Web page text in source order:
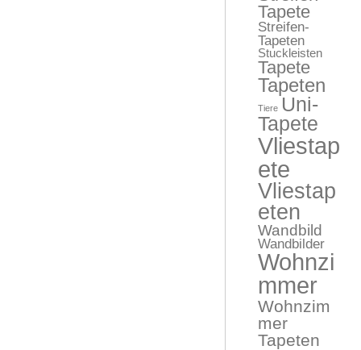
Tapete
Streifen-
Tapeten
Stuckleisten
Tapete
Tapeten
Tiere Uni-
Tapete
Vliestap
ete
Vliestap
eten
Wandbild
Wandbilder
Wohnzi
mmer
Wohnzim
mer
Tapeten